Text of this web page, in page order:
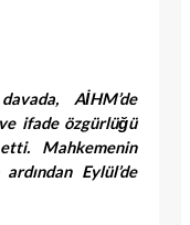
AİHM’de
ifade özgürlüğü
Mahkemenin
ardından Eylül’de